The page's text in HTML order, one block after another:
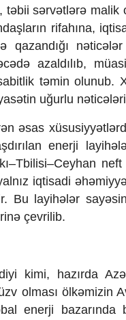
təbii sərvətlərə
rifahına,
qazandığı
azaldılıb,
təmin olunub.
uğurlu
əsas
enerji
iqtisadi
Bu layihələr
çevrilib.
kimi, hazırda
olması ölkəmizin
enerji